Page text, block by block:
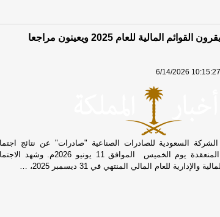
مساهمو "صادرات" يقرون القوائم المالية للعام 2025 ويعينون مراجعا
6/14/2026
السعودية للصادرات الصناعية "صادرات" عن نتائج
الجمعية العامة العادية ،المنعقدة يوم الخميس الموافق 11 يونيو 2026م.
للعام المالي المنتهي في 31 ديسمبر 2025، …